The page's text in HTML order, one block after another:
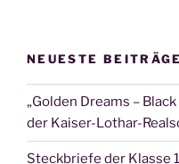
NEUESTE BEITRÄGE
„Golden Dreams –
der Kaiser-Lothar-
Steckbriefe der Klasse